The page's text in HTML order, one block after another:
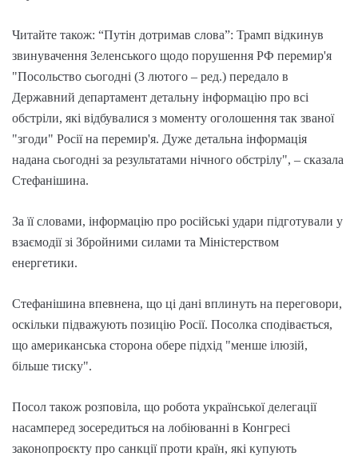
Читайте також: “Путін дотримав слова”: Трамп відкинув
звинувачення Зеленського щодо порушення РФ перемир'я
"Посольство сьогодні (3 лютого – ред.) передало в
Державний департамент детальну інформацію про всі
обстріли, які відбувалися з моменту оголошення так званої
"згоди" Росії на перемир'я. Дуже детальна інформація
надана сьогодні за результатами нічного обстрілу", – сказала
Стефанішина.
За її словами, інформацію про російські удари підготували у
взаємодії зі Збройними силами та Міністерством
енергетики.
Стефанішина впевнена, що ці дані вплинуть на переговори,
оскільки підважують позицію Росії. Посолка сподівається,
що американська сторона обере підхід "менше ілюзій,
більше тиску".
Посол також розповіла, що робота української делегації
насамперед зосередиться на лобіюванні в Конгресі
законопроєкту про санкції проти країн, які купують